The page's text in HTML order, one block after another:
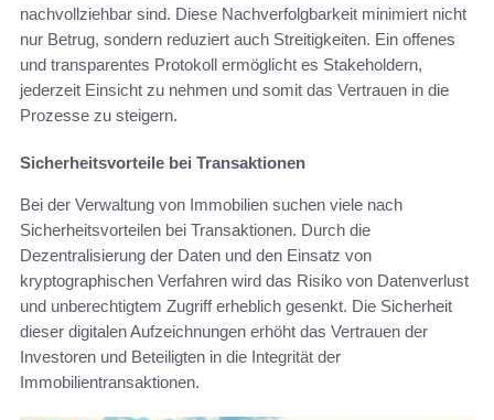
nachvollziehbar sind. Diese Nachverfolgbarkeit minimiert nicht
nur Betrug, sondern reduziert auch Streitigkeiten. Ein offenes
und transparentes Protokoll ermöglicht es Stakeholdern,
jederzeit Einsicht zu nehmen und somit das Vertrauen in die
Prozesse zu steigern.
Sicherheitsvorteile bei Transaktionen
Bei der Verwaltung von Immobilien suchen viele nach
Sicherheitsvorteilen bei Transaktionen. Durch die
Dezentralisierung der Daten und den Einsatz von
kryptographischen Verfahren wird das Risiko von Datenverlust
und unberechtigtem Zugriff erheblich gesenkt. Die Sicherheit
dieser digitalen Aufzeichnungen erhöht das Vertrauen der
Investoren und Beteiligten in die Integrität der
Immobilientransaktionen.